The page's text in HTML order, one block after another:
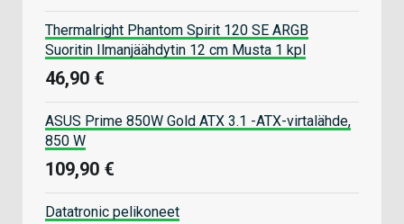
Thermalright Phantom Spirit 120 SE ARGB
Suoritin Ilmanjäähdytin 12 cm Musta 1 kpl
46,90 €
ASUS Prime 850W Gold ATX 3.1 -ATX-virtalähde,
850 W
109,90 €
Datatronic pelikoneet